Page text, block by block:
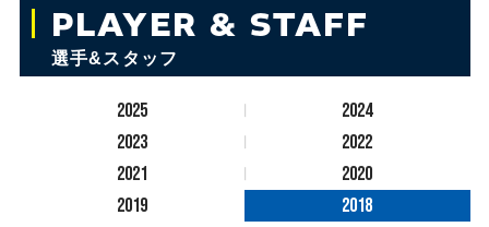
PLAYER & STAFF
選手&スタッフ
2025
2024
2023
2022
2021
2020
2019
2018